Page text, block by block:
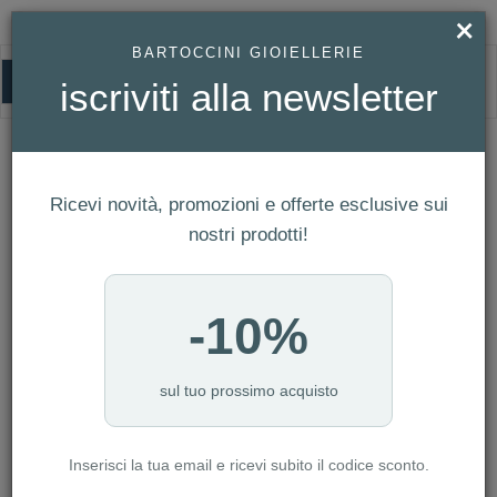
HOMEPAGE
OROLOGIO FESTINA UOMO CORREA CLASICO REF. F20012/2
Ref. F20012/2
×
BARTOCCINI GIOIELLERIE
iscriviti alla newsletter
Ricevi novità, promozioni e offerte esclusive sui
nostri prodotti!
-10%
sul tuo prossimo acquisto
Inserisci la tua email e ricevi subito il codice sconto.